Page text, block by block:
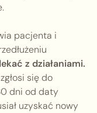
pacjenta i
z działaniami.
się do
dni od daty
uzyskać nowy